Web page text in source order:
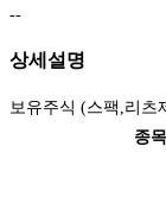
--
상세설명
보유주식 (스팩,리츠
종목